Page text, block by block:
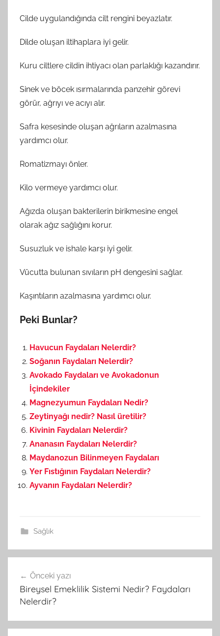
Cilde uygulandığında cilt rengini beyazlatır.
Dilde oluşan iltihaplara iyi gelir.
Kuru ciltlere cildin ihtiyacı olan parlaklığı kazandırır.
Sinek ve böcek ısırmalarında panzehir görevi
görür, ağrıyı ve acıyı alır.
Safra kesesinde oluşan ağrıların azalmasına
yardımcı olur.
Romatizmayı önler.
Kilo vermeye yardımcı olur.
Ağızda oluşan bakterilerin birikmesine engel
olarak ağız sağlığını korur.
Susuzluk ve ishale karşı iyi gelir.
Vücutta bulunan sıvıların pH dengesini sağlar.
Kaşıntıların azalmasına yardımcı olur.
Peki Bunlar?
Havucun Faydaları Nelerdir?
Soğanın Faydaları Nelerdir?
Avokado Faydaları ve Avokadonun
İçindekiler
Magnezyumun Faydaları Nedir?
Zeytinyağı nedir? Nasıl üretilir?
Kivinin Faydaları Nelerdir?
Ananasın Faydaları Nelerdir?
Maydanozun Bilinmeyen Faydaları
Yer Fıstığının Faydaları Nelerdir?
Ayvanın Faydaları Nelerdir?
Sağlık
Yazı
gezinmesi
Önceki yazı
Bireysel Emeklilik Sistemi Nedir? Faydaları
Nelerdir?